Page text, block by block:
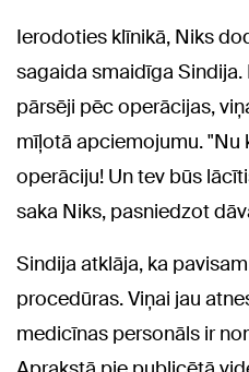
Ierodoties klīnikā, Niks
sagaida smaidīga
pārsēji pēc operācijas,
mīļotā apciemojumu. "Nu
operāciju! Un tev būs
saka Niks, pasniedzot
Sindija atklāja, ka
procedūras. Viņai jau
medicīnas personāls ir